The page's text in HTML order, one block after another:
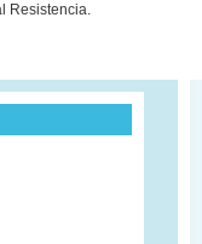
Resistencia.